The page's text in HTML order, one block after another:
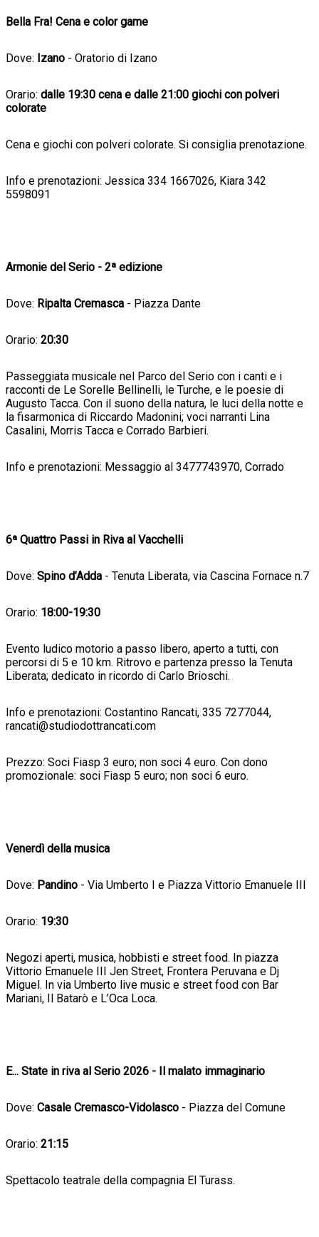
Bella Fra! Cena e color game
Dove: Izano - Oratorio di Izano
Orario: dalle 19:30 cena e dalle 21:00 giochi con polveri
colorate
Cena e giochi con polveri colorate. Si consiglia prenotazione.
Info e prenotazioni: Jessica 334 1667026, Kiara 342
5598091
Armonie del Serio - 2ª edizione
Dove: Ripalta Cremasca - Piazza Dante
Orario: 20:30
Passeggiata musicale nel Parco del Serio con i canti e i
racconti de Le Sorelle Bellinelli, le Turche, e le poesie di
Augusto Tacca. Con il suono della natura, le luci della notte e
la fisarmonica di Riccardo Madonini; voci narranti Lina
Casalini, Morris Tacca e Corrado Barbieri.
Info e prenotazioni: Messaggio al 3477743970, Corrado
6ª Quattro Passi in Riva al Vacchelli
Dove: Spino d’Adda - Tenuta Liberata, via Cascina Fornace n.7
Orario: 18:00-19:30
Evento ludico motorio a passo libero, aperto a tutti, con
percorsi di 5 e 10 km. Ritrovo e partenza presso la Tenuta
Liberata; dedicato in ricordo di Carlo Brioschi.
Info e prenotazioni: Costantino Rancati, 335 7277044,
rancati@studiodottrancati.com
Prezzo: Soci Fiasp 3 euro; non soci 4 euro. Con dono
promozionale: soci Fiasp 5 euro; non soci 6 euro.
Venerdì della musica
Dove: Pandino - Via Umberto I e Piazza Vittorio Emanuele III
Orario: 19:30
Negozi aperti, musica, hobbisti e street food. In piazza
Vittorio Emanuele III Jen Street, Frontera Peruvana e Dj
Miguel. In via Umberto live music e street food con Bar
Mariani, Il Batarò e L’Oca Loca.
E... State in riva al Serio 2026 - Il malato immaginario
Dove: Casale Cremasco-Vidolasco - Piazza del Comune
Orario: 21:15
Spettacolo teatrale della compagnia El Turass.